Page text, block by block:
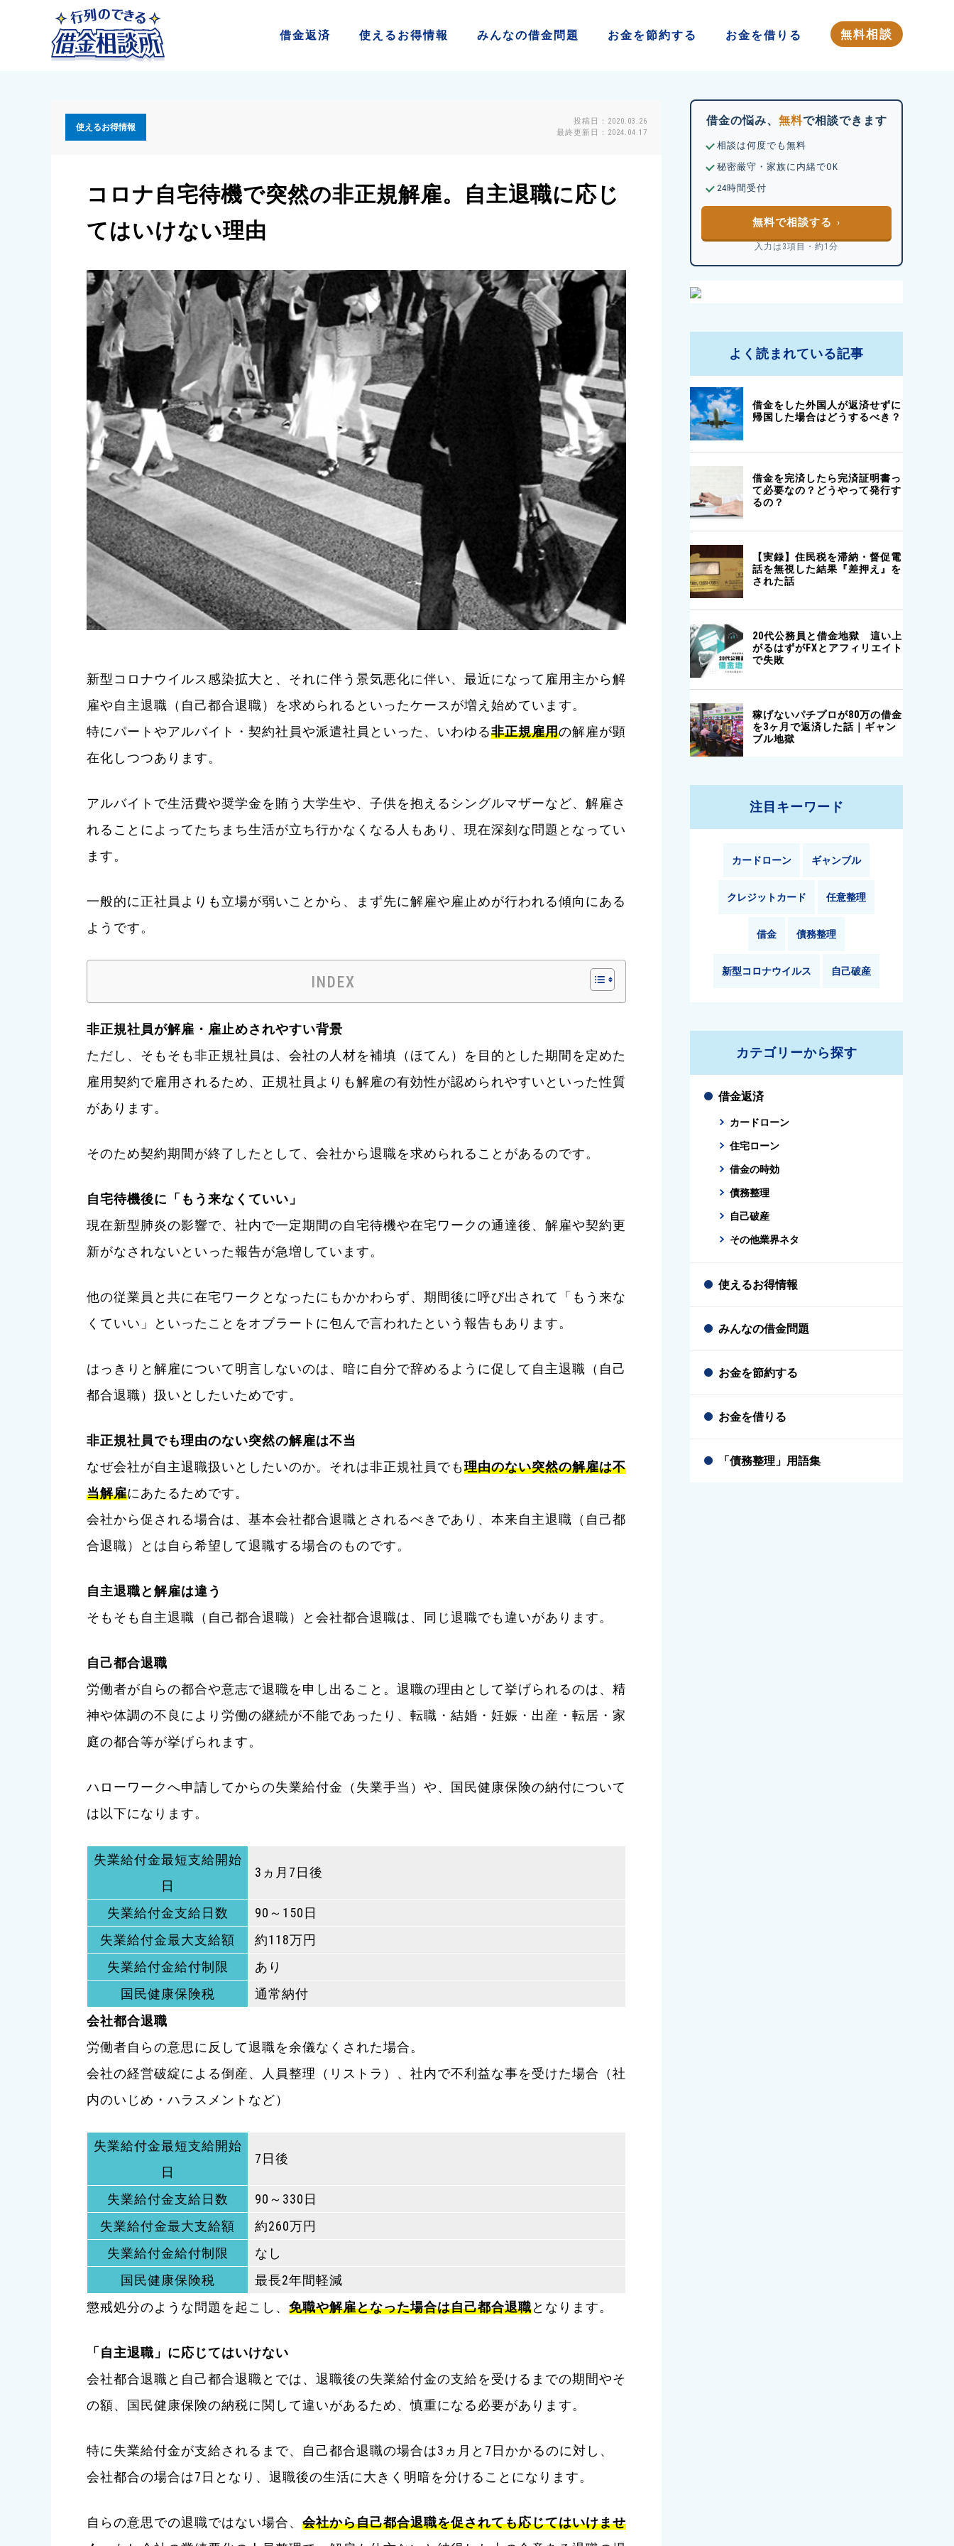
借金返済 使える お得情報 みんなの借金問題 お金を節約する お金を借りる 無料相談
投稿日：2020.03.26
最終更新日：2024.04.17
使えるお得情報
コロナ自宅待機で突然の非正規解雇。自主退職に応じ
てはいけない理由
新型コロナウイルス感染拡大と、それに伴う景気悪化に伴い、最近になって雇用主から解
雇や自主退職（自己都合退職）を求められるといったケースが増え始めています。
特にパートやアルバイト・契約社員や派遣社員といった、いわゆる非正規雇用の解雇が顕
在化しつつあります。
アルバイトで生活費や奨学金を賄う大学生や、子供を抱えるシングルマザーなど、解雇さ
れることによってたちまち生活が立ち行かなくなる人もあり、現在深刻な問題となってい
ます。
一般的に正社員よりも立場が弱いことから、まず先に解雇や雇止めが行われる傾向にある
ようです。
INDEX
非正規社員が解雇・雇止めされやすい背景
ただし、そもそも非正規社員は、会社の人材を補填（ほてん）を目的とした期間を定めた
雇用契約で雇用されるため、正規社員よりも解雇の有効性が認められやすいといった性質
があります。
そのため契約期間が終了したとして、会社から退職を求められることがあるのです。
自宅待機後に「もう来なくていい」
現在新型肺炎の影響で、社内で一定期間の自宅待機や在宅ワークの通達後、解雇や契約更
新がなされないといった報告が急増しています。
他の従業員と共に在宅ワークとなったにもかかわらず、期間後に呼び出されて「もう来な
くていい」といったことをオブラートに包んで言われたという報告もあります。
はっきりと解雇について明言しないのは、暗に自分で辞めるように促して自主退職（自己
都合退職）扱いとしたいためです。
非正規社員でも理由のない突然の解雇は不当
なぜ会社が自主退職扱いとしたいのか。それは非正規社員でも理由のない突然の解雇は不
当解雇にあたるためです。
会社から促される場合は、基本会社都合退職とされるべきであり、本来自主退職（自己都
合退職）とは自ら希望して退職する場合のものです。
自主退職と解雇は違う
そもそも自主退職（自己都合退職）と会社都合退職は、同じ退職でも違いがあります。
自己都合退職
労働者が自らの都合や意志で退職を申し出ること。退職の理由として挙げられるのは、精
神や体調の不良により労働の継続が不能であったり、転職・結婚・妊娠・出産・転居・家
庭の都合等が挙げられます。
ハローワークへ申請してからの失業給付金（失業手当）や、国民健康保険の納付について
は以下になります。
失業給付金最短支給開始
日
3ヵ月7日後
失業給付金支給日数
90～150日
失業給付金最大支給額
約118万円
失業給付金給付制限
あり
国民健康保険税
通常納付
会社都合退職
労働者自らの意思に反して退職を余儀なくされた場合。
会社の経営破綻による倒産、人員整理（リストラ）、社内で不利益な事を受けた場合（社
内のいじめ・ハラスメントなど）
失業給付金最短支給開始
日
7日後
失業給付金支給日数
90～330日
失業給付金最大支給額
約260万円
失業給付金給付制限
なし
国民健康保険税
最長2年間軽減
懲戒処分のような問題を起こし、 免職や解雇となった場合は自己都合退職となります。
「自主退職」に応じてはいけない
会社都合退職と自己都合退職とでは、退職後の失業給付金の支給を受けるまでの期間やそ
の額、国民健康保険の納税に関して違いがあるため、慎重になる必要があります。
特に失業給付金が支給されるまで、自己都合退職の場合は3ヵ月と7日かかるのに対し、
会社都合の場合は7日となり、退職後の生活に大きく明暗を分けることになります。
自らの意思での退職ではない場合、 会社から自己都合退職を促されても応じてはいけませ
借金の悩み、 無料で相談できます
相談は何度でも無料
秘密厳守・家族に内緒でOK
24時間受付
無料で相談する
入力は3項目・約1分
よく読まれている記事
注目キーワード
カードローン ギャンブル
クレジットカード 任意整理
借金 債務整理
新型コロナウイルス 自己破産
カテゴリーから探す
借金返済
カードローン
住宅ローン
借金の時効
債務整理
自己破産
その他業界ネタ
使えるお得情報
みんなの借金問題
お金を節約する
お金を借りる
「債務整理」用語集